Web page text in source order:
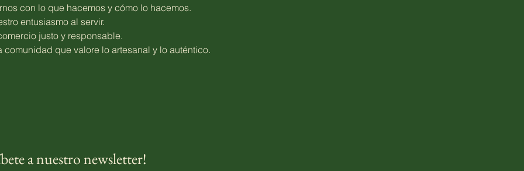
con lo que hacemos y cómo lo hacemos.
entusiasmo al servir.
justo y responsable.
comunidad que valore lo artesanal y lo auténtico.
a nuestro newsletter!